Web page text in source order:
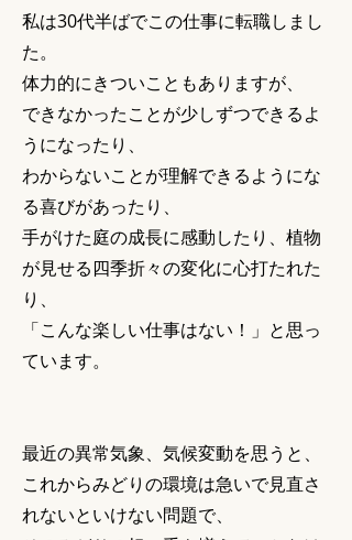
私は30代半ばでこの仕事に転職しまし
た。
体力的にきついこともありますが、
できなかったことが少しずつできるよ
うになったり、
わからないことが理解できるようにな
る喜びがあったり、
手がけた庭の成長に感動したり、植物
が見せる四季折々の変化に心打たれた
り、
「こんな楽しい仕事はない！」と思っ
ています。
最近の異常気象、気候変動を思うと、
これからみどりの環境は急いで見直さ
れないといけない問題で、